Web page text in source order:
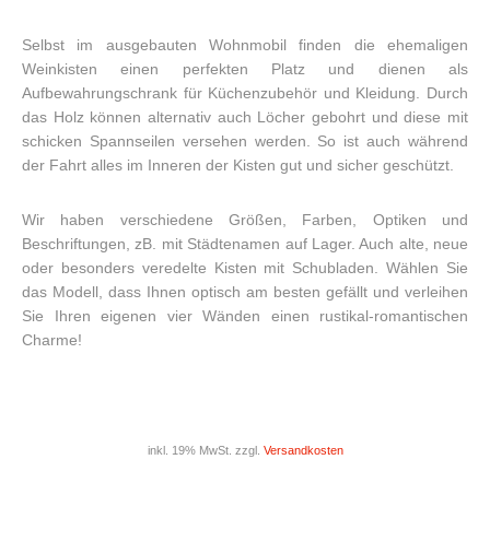
Selbst im ausgebauten Wohnmobil finden die ehemaligen
Weinkisten einen perfekten Platz und dienen als
Aufbewahrungschrank für Küchenzubehör und Kleidung. Durch
das Holz können alternativ auch Löcher gebohrt und diese mit
schicken Spannseilen versehen werden. So ist auch während
der Fahrt alles im Inneren der Kisten gut und sicher geschützt.
Wir haben verschiedene Größen, Farben, Optiken und
Beschriftungen, zB. mit Städtenamen auf Lager. Auch alte, neue
oder besonders veredelte Kisten mit Schubladen. Wählen Sie
das Modell, dass Ihnen optisch am besten gefällt und verleihen
Sie Ihren eigenen vier Wänden einen rustikal-romantischen
Charme!
inkl. 19% MwSt. zzgl. Versandkosten